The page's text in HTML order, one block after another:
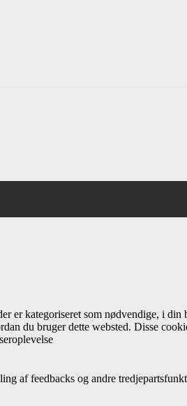
er kategoriseret som nødvendige, i din
du bruger dette websted. Disse
af feedbacks og andre